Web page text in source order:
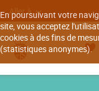
En poursuivant votre
site, vous acceptez
cookies à des fins de
(statistiques anonymes).
Aller à